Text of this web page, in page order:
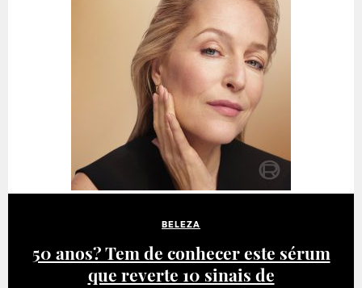
BELEZA
50 anos? Tem de conhecer este sérum
que reverte 10 sinais de